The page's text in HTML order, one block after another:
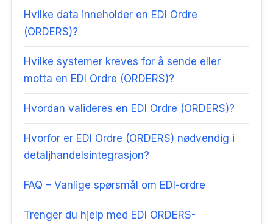
Hvilke data inneholder en EDI Ordre
(ORDERS)?
Hvilke systemer kreves for å sende eller
motta en EDI Ordre (ORDERS)?
Hvordan valideres en EDI Ordre (ORDERS)?
Hvorfor er EDI Ordre (ORDERS) nødvendig i
detaljhandelsintegrasjon?
FAQ – Vanlige spørsmål om EDI-ordre
Trenger du hjelp med EDI ORDERS-